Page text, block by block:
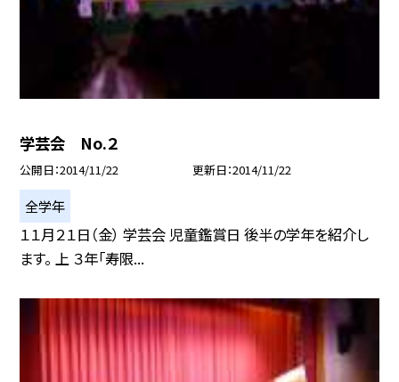
学芸会 No.２
公開日 2014/11/22 更新日 2014/11/22
全学年
１１月２１日（金） 学芸会 児童鑑賞日 後半の学年を紹介し
ます。 上 ３年「寿限...